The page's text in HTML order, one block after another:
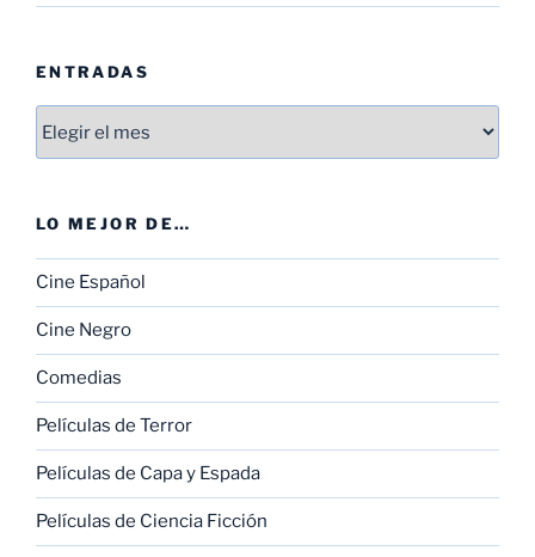
ENTRADAS
LO MEJOR DE…
Cine Español
Cine Negro
Comedias
Películas de Terror
Películas de Capa y Espada
Películas de Ciencia Ficción